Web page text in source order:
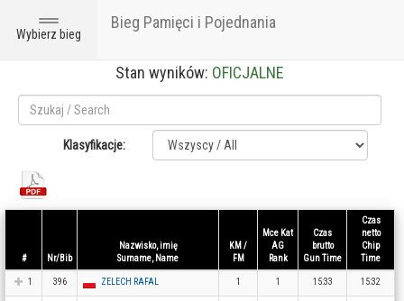
Toggle
navigation
Wybierz bieg
Bieg Pamięci i Pojednania
Stan wyników: OFICJALNE
Klasyfikacje:
# Nr/Bib
Nazwisko, imię
Surname, Name
KM /
FM
Mce Kat
AG
Rank
Czas
brutto
Gun Time
Czas
netto
Chip
Time
1 396 ZELECH RAFAL 1 1 15:33 15:32